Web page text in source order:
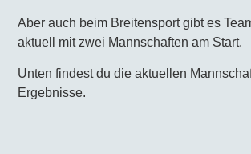
Aber auch beim Breitensport gibt es
aktuell mit zwei Mannschaften am Start.
Unten findest du die aktuellen
Ergebnisse.